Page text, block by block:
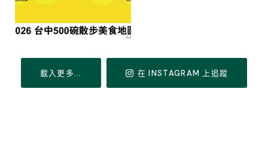
載入更多... 在 INSTAGRAM 上追蹤